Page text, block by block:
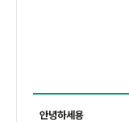
안녕하세용